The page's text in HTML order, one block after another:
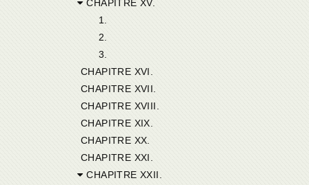
CHAPITRE XV.
1.
2.
3.
CHAPITRE XVI.
CHAPITRE XVII.
CHAPITRE XVIII.
CHAPITRE XIX.
CHAPITRE XX.
CHAPITRE XXI.
CHAPITRE XXII.